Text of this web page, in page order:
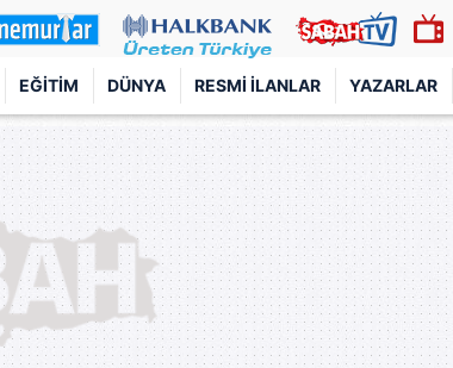
EĞITIM DÜNYA RESMI İLANLAR YAZARLAR